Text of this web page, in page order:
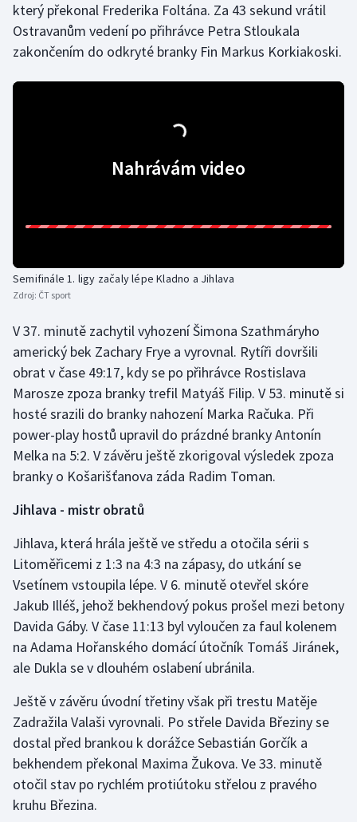
Lyže a snowboard
Moderní pětiboj
Ragby
Rychlobruslení
Rychlostní kanoistika
Short track
Sportovní střelba
Stolní tenis
Triatlon
Veslování
Vodní slalom
Volejbal
Ostatní
který překonal Frederika Foltána. Za 43 sekund vrátil
Ostravanům vedení po přihrávce Petra Stloukala
zakončením do odkryté branky Fin Markus Korkiakoski.
Nahrávám video
Semifinále 1. ligy začaly lépe Kladno a Jihlava
Zdroj: ČT sport
V 37. minutě zachytil vyhození Šimona Szathmáryho
americký bek Zachary Frye a vyrovnal. Rytíři dovršili
obrat v čase 49:17, kdy se po přihrávce Rostislava
Marosze zpoza branky trefil Matyáš Filip. V 53. minutě si
hosté srazili do branky nahození Marka Račuka. Při
power-play hostů upravil do prázdné branky Antonín
Melka na 5:2. V závěru ještě zkorigoval výsledek zpoza
branky o Košarišťanova záda Radim Toman.
Jihlava - mistr obratů
Jihlava, která hrála ještě ve středu a otočila sérii s
Litoměřicemi z 1:3 na 4:3 na zápasy, do utkání se
Vsetínem vstoupila lépe. V 6. minutě otevřel skóre
Jakub Illéš, jehož bekhendový pokus prošel mezi betony
Davida Gáby. V čase 11:13 byl vyloučen za faul kolenem
na Adama Hořanského domácí útočník Tomáš Jiránek,
ale Dukla se v dlouhém oslabení ubránila.
Ještě v závěru úvodní třetiny však při trestu Matěje
Zadražila Valaši vyrovnali. Po střele Davida Březiny se
dostal před brankou k dorážce Sebastián Gorčík a
bekhendem překonal Maxima Žukova. Ve 33. minutě
otočil stav po rychlém protiútoku střelou z pravého
kruhu Březina.